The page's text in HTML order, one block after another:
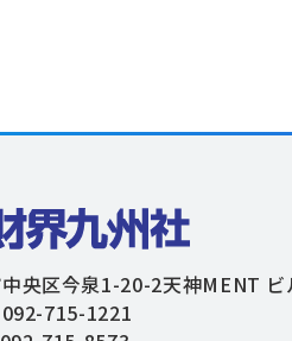
央区今泉1-20-2天神MENT ビ
715-1221